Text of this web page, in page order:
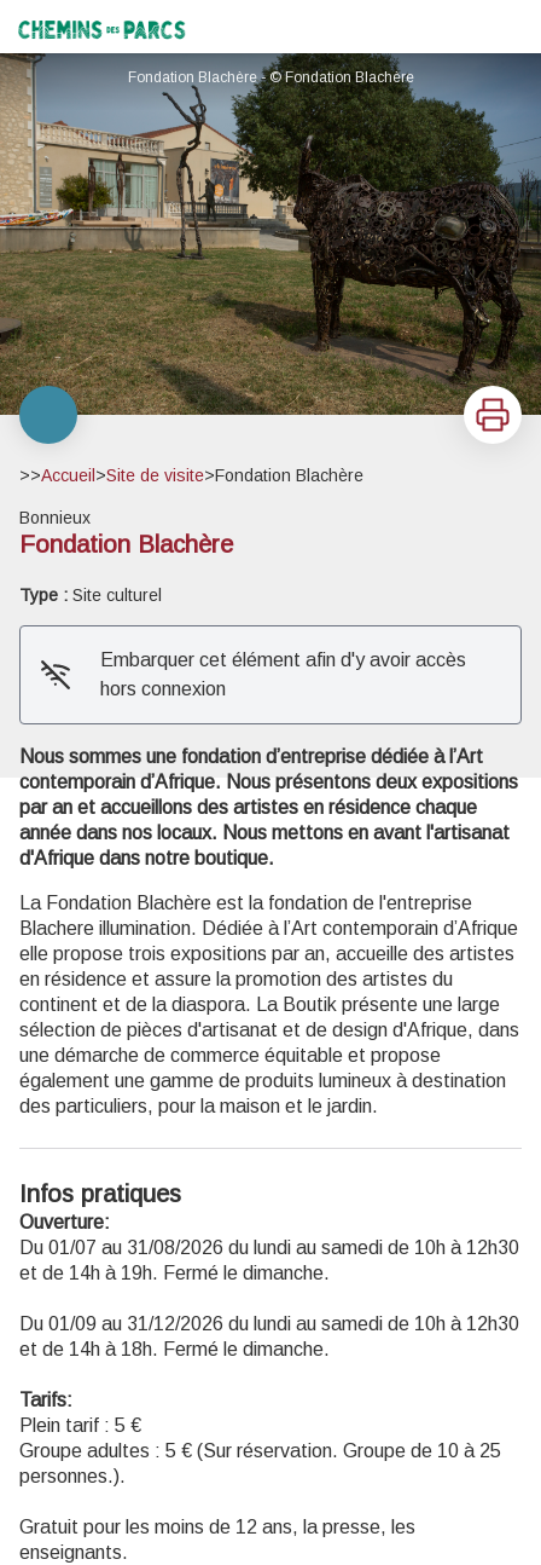
Chemins des Parcs
Fondation Blachère - © Fondation Blachère
Imprimer
>>Accueil >Site de visite>Fondation Blachère
Bonnieux
Fondation Blachère
Type : Site culturel
Embarquer cet élément afin d'y avoir accès
hors connexion
Nous sommes une fondation d’entreprise dédiée à l’Art
contemporain d’Afrique. Nous présentons deux expositions
par an et accueillons des artistes en résidence chaque
année dans nos locaux. Nous mettons en avant l'artisanat
d'Afrique dans notre boutique.
La Fondation Blachère est la fondation de l'entreprise
Blachere illumination. Dédiée à l’Art contemporain d’Afrique
elle propose trois expositions par an, accueille des artistes
en résidence et assure la promotion des artistes du
continent et de la diaspora. La Boutik présente une large
sélection de pièces d'artisanat et de design d'Afrique, dans
une démarche de commerce équitable et propose
également une gamme de produits lumineux à destination
des particuliers, pour la maison et le jardin.
Infos pratiques
Ouverture:
Du 01/07 au 31/08/2026 du lundi au samedi de 10h à 12h30
et de 14h à 19h. Fermé le dimanche.
Du 01/09 au 31/12/2026 du lundi au samedi de 10h à 12h30
et de 14h à 18h. Fermé le dimanche.
Tarifs:
Plein tarif : 5 €
Groupe adultes : 5 € (Sur réservation. Groupe de 10 à 25
personnes.).
Gratuit pour les moins de 12 ans, la presse, les
enseignants.